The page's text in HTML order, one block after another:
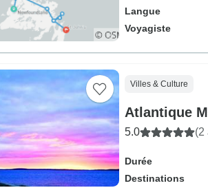
Langue
Voyagiste
Villes & Culture
Atlantique
5.0 (2
Durée
Destinations